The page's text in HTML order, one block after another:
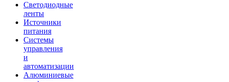
Светодиодные
ленты
Источники
питания
Системы
управления
и
автоматизации
Алюминиевые